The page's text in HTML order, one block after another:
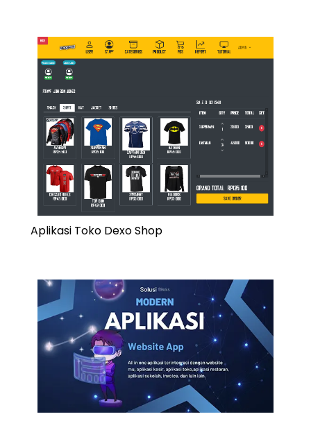
Aplikasi Toko Dexo Shop